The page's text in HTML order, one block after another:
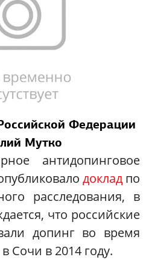
Федерации
Мутко
антидопинговое
докладпо
расследования, в
что российские
допинг во время
Сочи в 2014 году.